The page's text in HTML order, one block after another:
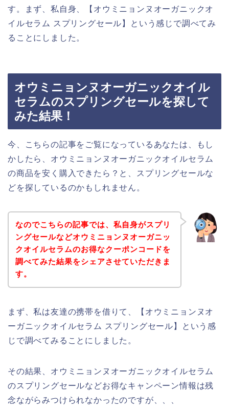
す。まず、私自身、【オウミニョンヌオーガニックオ
イルセラム スプリングセール】という感じで調べてみ
ることにしました。
オウミニョンヌオーガニックオイル
セラムのスプリングセールを探して
みた結果！
今、こちらの記事をご覧になっているあなたは、もし
かしたら、オウミニョンヌオーガニックオイルセラム
の商品を安く購入できたら？と、スプリングセールな
どを探しているのかもしれません。
なのでこちらの記事では、私自身がスプリ
ングセールなどオウミニョンヌオーガニッ
クオイルセラムのお得なクーポンコードを
調べてみた結果をシェアさせていただきま
す。
まず、私は友達の携帯を借りて、【オウミニョンヌオ
ーガニックオイルセラム スプリングセール】という感
じで調べてみることにしました。
その結果、オウミニョンヌオーガニックオイルセラム
のスプリングセールなどお得なキャンペーン情報は残
念ながらみつけられなかったのですが、、、